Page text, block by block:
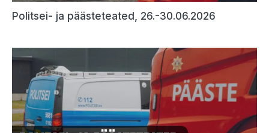
Politsei- ja päästeteated, 26.-30.06.2026